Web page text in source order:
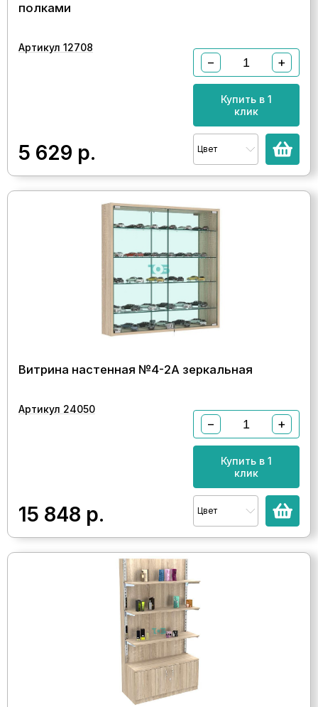
полками
Артикул 12708
5 629 р.
− +
Купить в 1
клик
Цвет
Витрина настенная №4-2А зеркальная
Артикул 24050
15 848 р.
− +
Купить в 1
клик
Цвет